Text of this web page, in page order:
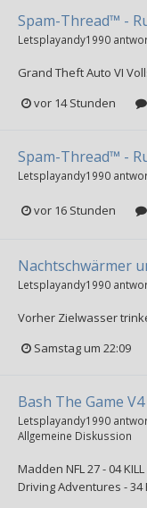
Spam-Thread™ -
Letsplayandy1990
Grand Theft Auto VI
vor 14 Stunden
Spam-Thread™ -
Letsplayandy1990
vor 16 Stunden
Nachtschwärmer
Letsplayandy1990
Vorher Zielwasser
Samstag um 22:09
Bash The Game V4
Letsplayandy1990
Allgemeine Diskussion
Madden NFL 27 - 04
Driving Adventures - 34